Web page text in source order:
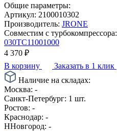
Общие параметры:
Артикул: 2100010302
Производитель: JRONE
Совместим с турбокомпрессора:
030TC11001000
4 370 ₽
В корзину
Заказать в 1 клик
Наличие на складах:
Москва: -
Санкт-Петербург: 1 шт.
Ростов: -
Краснодар: -
ННовгород: -